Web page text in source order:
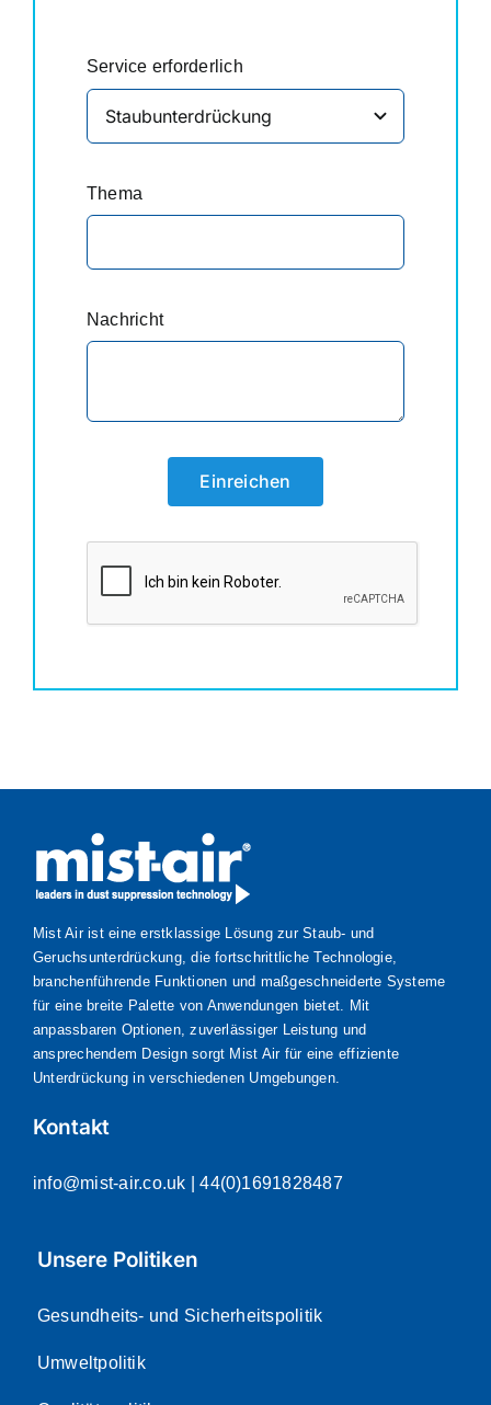
Service erforderlich
Thema
Nachricht
Einreichen
Mist Air ist eine erstklassige Lösung zur Staub- und
Geruchsunterdrückung, die fortschrittliche Technologie,
branchenführende Funktionen und maßgeschneiderte Systeme
für eine breite Palette von Anwendungen bietet. Mit
anpassbaren Optionen, zuverlässiger Leistung und
ansprechendem Design sorgt Mist Air für eine effiziente
Unterdrückung in verschiedenen Umgebungen.
Kontakt
info@mist-air.co.uk | 44(0)1691828487
Unsere Politiken
Gesundheits- und Sicherheitspolitik
Umweltpolitik